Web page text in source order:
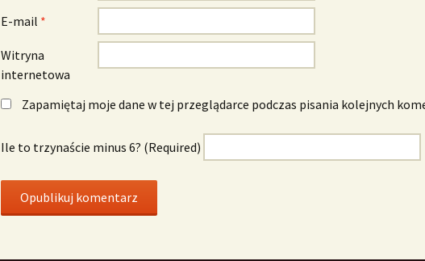
E-mail *
Witryna
internetowa
Zapamiętaj moje dane w tej przeglądarce podczas pisania kolejnych
Ile to trzynaście minus 6? (Required)